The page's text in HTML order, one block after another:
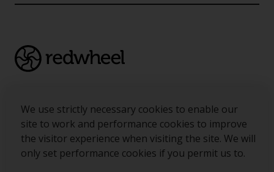
We use strictly necessary cookies to enable our
site to work and performance cookies to improve
the visitor experience when visiting the site. We will
only set performance cookies if you permit us to.
Nachhaltigkeit